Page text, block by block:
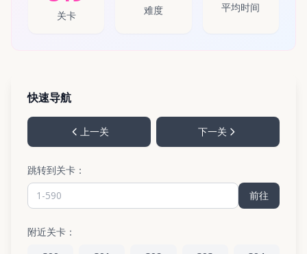
关卡 难度 平均时间
快速导航
上一关 下一关
跳转到关卡：
前往
附近关卡：